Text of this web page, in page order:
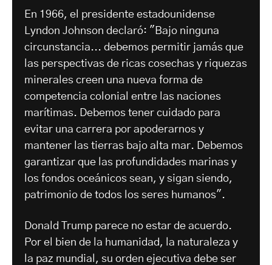
En 1966, el presidente estadounidense
Lyndon Johnson declaró: "Bajo ninguna
circunstancia... debemos permitir jamás que
las perspectivas de ricas cosechas y riquezas
minerales creen una nueva forma de
competencia colonial entre las naciones
marítimas. Debemos tener cuidado para
evitar una carrera por apoderarnos y
mantener las tierras bajo alta mar. Debemos
garantizar que las profundidades marinas y
los fondos oceánicos sean, y sigan siendo,
patrimonio de todos los seres humanos".
Donald Trump parece no estar de acuerdo.
Por el bien de la humanidad, la naturaleza y
la paz mundial, su orden ejecutiva debe ser